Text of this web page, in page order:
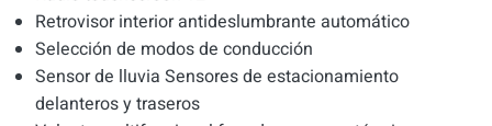
Retrovisor interior antideslumbrante automático
Selección de modos de conducción
Sensor de lluvia Sensores de estacionamiento
delanteros y traseros